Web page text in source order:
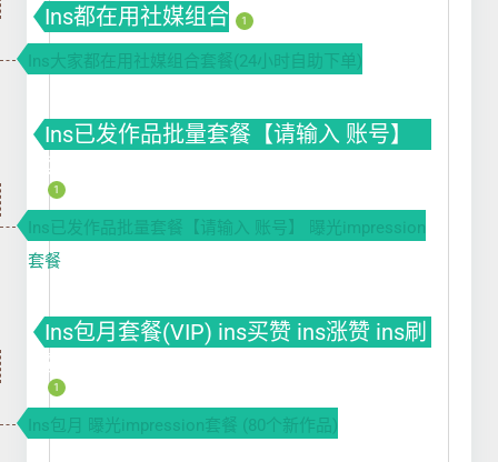
Ins都在用社媒组合 1
Ins大家都在用社媒组合套餐(24小时自助下单)
Ins已发作品批量套餐【请输入 账号】
套餐(VIP) ins买赞 ins涨赞 ins刷赞
1
Ins已发作品批量套餐【请输入 账号】 曝光impression
套餐
Ins包月套餐(VIP) ins买赞 ins涨赞 ins刷
赞
1
Ins包月 曝光impression套餐 (80个新作品)